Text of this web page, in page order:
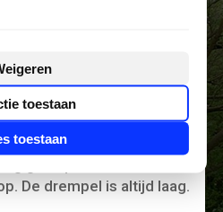
de
stap te
De drempel is altijd laag.
toestaan
toestaan